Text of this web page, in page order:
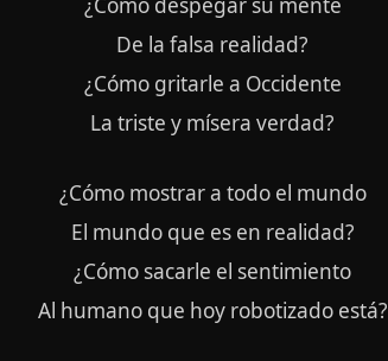
De la falsa realidad?
¿Cómo gritarle a Occidente
La triste y mísera verdad?
¿Cómo mostrar a todo el mundo
El mundo que es en realidad?
¿Cómo sacarle el sentimiento
Al humano que hoy robotizado está?